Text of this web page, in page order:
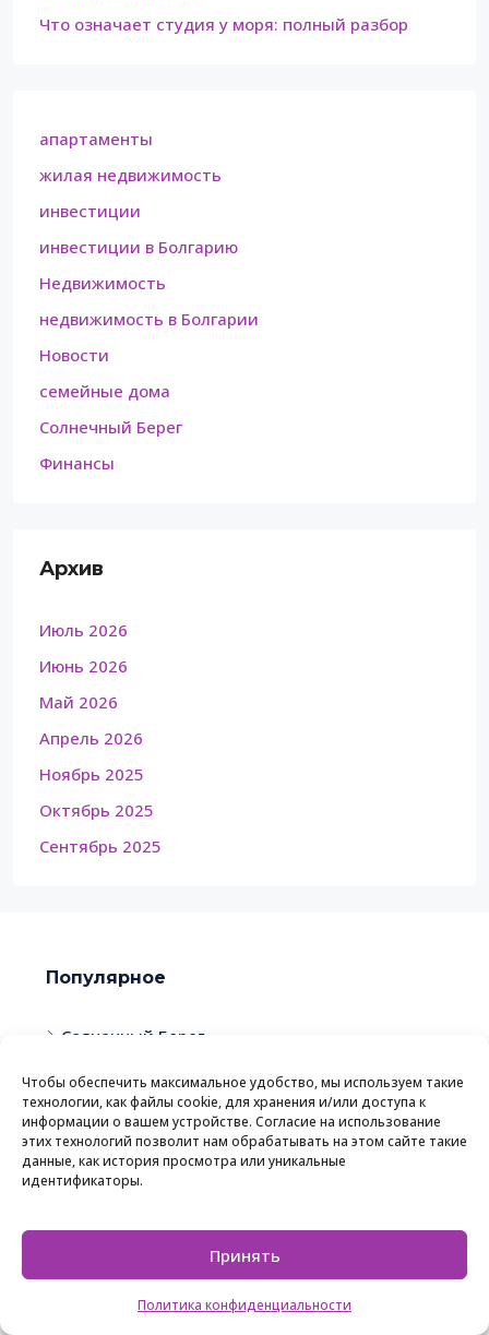
Чтобы обеспечить максимальное удобство, мы используем такие
технологии, как файлы cookie, для хранения и/или доступа к
информации о вашем устройстве. Согласие на использование
этих технологий позволит нам обрабатывать на этом сайте такие
данные, как история просмотра или уникальные
идентификаторы.
Принять
Политика конфиденциальности
Что означает студия у моря: полный разбор
апартаменты
жилая недвижимость
инвестиции
инвестиции в Болгарию
Недвижимость
недвижимость в Болгарии
Новости
семейные дома
Солнечный Берег
Финансы
Архив
Июль 2026
Июнь 2026
Май 2026
Апрель 2026
Ноябрь 2025
Октябрь 2025
Сентябрь 2025
Популярное
Солнечный Берег
Святой Влас
Равда
Кошарица
Несебр
9:00 - 21:00, без выходных